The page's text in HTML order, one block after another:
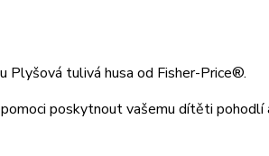
Plyšová tulivá husa od Fisher-Price®.
poskytnout vašemu dítěti pohodlí